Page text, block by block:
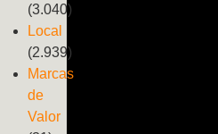
(3.040)
Local
(2.939)
Marcas
de
Valor